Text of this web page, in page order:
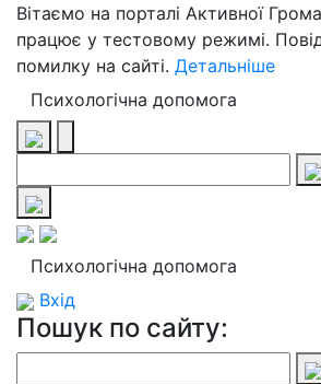
Вітаємо на порталі Активної
працює у тестовому режимі.
помилку на сайті. Детальніше
Психологічна допомога
Психологічна допомога
Вхід
Пошук по сайту: